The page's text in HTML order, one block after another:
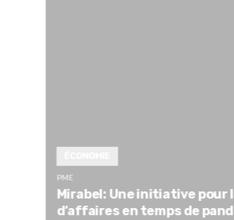
PME
Mirabel: Une initiative pour
d’affaires en temps de